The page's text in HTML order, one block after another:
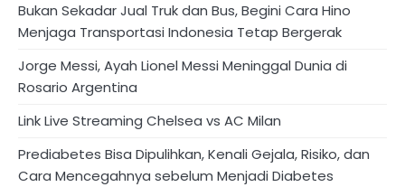
Bukan Sekadar Jual Truk dan Bus, Begini Cara Hino
Menjaga Transportasi Indonesia Tetap Bergerak
Jorge Messi, Ayah Lionel Messi Meninggal Dunia di
Rosario Argentina
Link Live Streaming Chelsea vs AC Milan
Prediabetes Bisa Dipulihkan, Kenali Gejala, Risiko, dan
Cara Mencegahnya sebelum Menjadi Diabetes